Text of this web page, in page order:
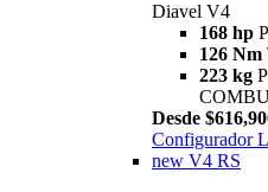
Diavel V4
168 hp
126 Nm
223 kg
Desde
Configurador
new V4 RS